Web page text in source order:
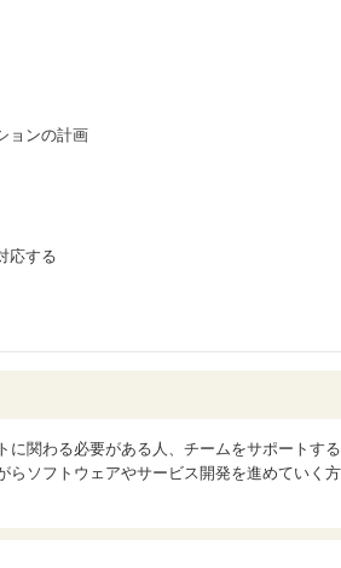
ョンの計画
応する
に関わる必要がある人、チームをサポートする
らソフトウェアやサービス開発を進めていく方